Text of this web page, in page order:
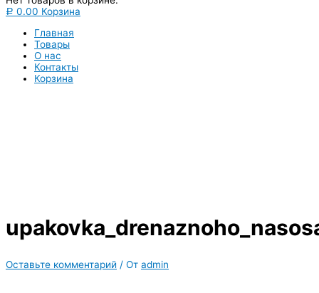
Р 0.00 Корзина
Главная
Товары
О нас
Контакты
Корзина
Оставьте комментарий / От admin